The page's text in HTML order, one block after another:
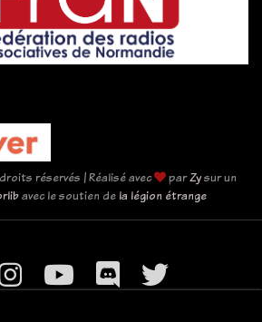
réservés | Réalisé avec parZysur un
avec le soutien de la légion étrange